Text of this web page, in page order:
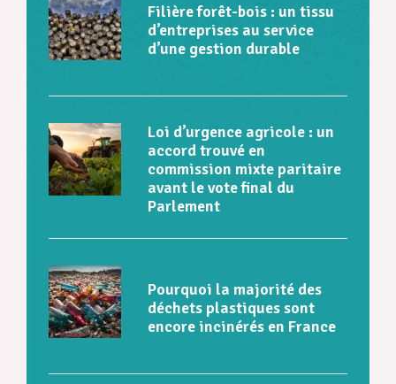
Filière forêt-bois : un tissu
d’entreprises au service
d’une gestion durable
Loi d’urgence agricole : un
accord trouvé en
commission mixte paritaire
avant le vote final du
Parlement
Pourquoi la majorité des
déchets plastiques sont
encore incinérés en France